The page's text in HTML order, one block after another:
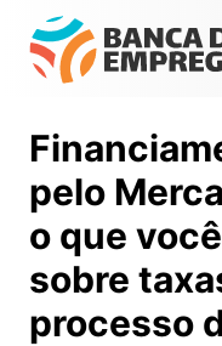
pelo
o que
sobre
processo